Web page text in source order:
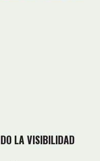
LA VISIBILIDAD